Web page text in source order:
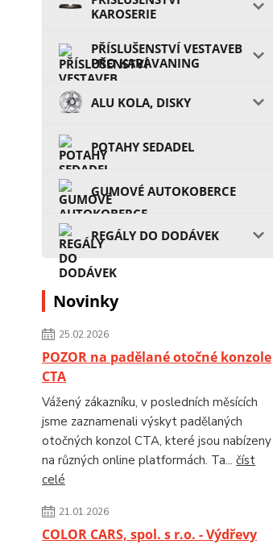
KAROSERIE
PŘÍSLUŠENSTVÍ VESTAVEB
PRO KARAVANING
ALU KOLA, DISKY
POTAHY SEDADEL
GUMOVÉ AUTOKOBERCE
REGÁLY DO DODÁVEK
Novinky
25.02.2026
POZOR na padělané otočné konzole
CTA
Vážený zákazníku, v posledních měsících
jsme zaznamenali výskyt padělaných
otočných konzol CTA, které jsou nabízeny
na různých online platformách. Ta... číst
celé
21.01.2026
COLOR CARS, spol. s r.o. - Výdřevy